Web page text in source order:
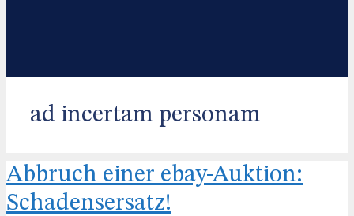
ad incertam personam
Abbruch einer ebay-Auktion:
Schadensersatz!